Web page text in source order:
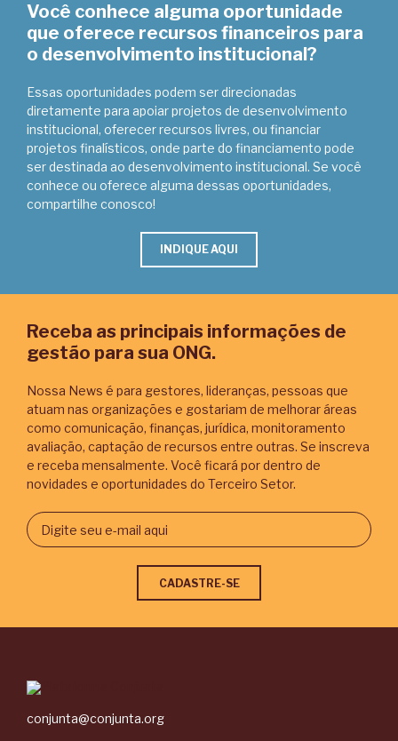
Você conhece alguma oportunidade
que oferece recursos financeiros para
o desenvolvimento institucional?
Essas oportunidades podem ser direcionadas
diretamente para apoiar projetos de desenvolvimento
institucional, oferecer recursos livres, ou financiar
projetos finalísticos, onde parte do financiamento pode
ser destinada ao desenvolvimento institucional. Se você
conhece ou oferece alguma dessas oportunidades,
compartilhe conosco!
INDIQUE AQUI
Receba as principais informações de
gestão para sua ONG.
Nossa News é para gestores, lideranças, pessoas que
atuam nas organizações e gostariam de melhorar áreas
como comunicação, finanças, jurídica, monitoramento
avaliação, captação de recursos entre outras. Se inscreva
e receba mensalmente. Você ficará por dentro de
novidades e oportunidades do Terceiro Setor.
conjunta@conjunta.org